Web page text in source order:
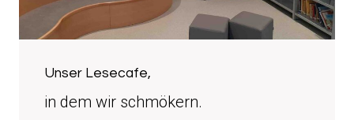
Unser Lesecafe,
in dem wir schmökern.